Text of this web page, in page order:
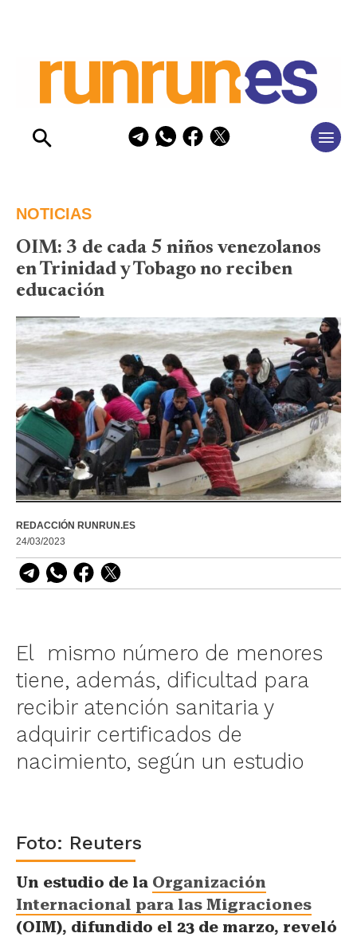
NOTICIAS
OIM: 3 de cada 5 niños venezolanos
en Trinidad y Tobago no reciben
educación
REDACCIÓN RUNRUN.ES
24/03/2023
El mismo número de menores
tiene, además, dificultad para
recibir atención sanitaria y
adquirir certificados de
nacimiento, según un estudio
Foto: Reuters
Un estudio de la Organización
Internacional para las Migraciones
(OIM), difundido el 23 de marzo, reveló